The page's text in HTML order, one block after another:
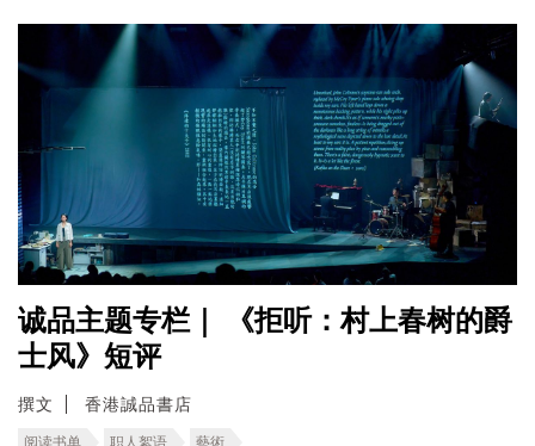
诚品主题专栏｜ 《拒听：村上春树的爵
士风》短评
撰文 香港誠品書店
阅读书单 职人絮语 藝術